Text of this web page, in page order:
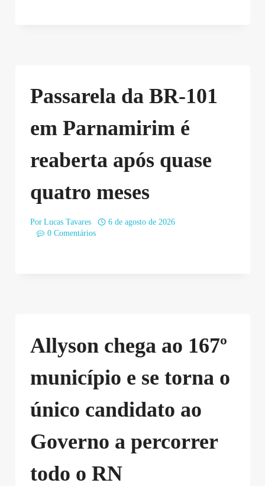
Passarela da BR-101
em Parnamirim é
reaberta após quase
quatro meses
Por Lucas Tavares
6 de agosto de 2026
0 Comentários
Allyson chega ao 167º
município e se torna o
único candidato ao
Governo a percorrer
todo o RN